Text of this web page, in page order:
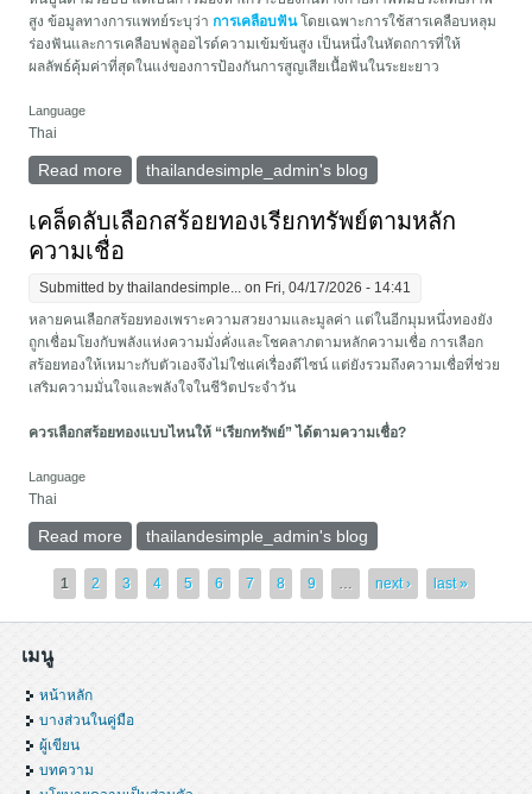
สูง ข้อมูลทางการแพทย์ระบุว่าการเคลือบฟันโดยเฉพาะการใช้สารเคลือบหลุม
ร่องฟันและการเคลือบฟลูออไรด์ความเข้มข้นสูง เป็นหนึ่งในหัตถการที่ให้
ผลลัพธ์คุ้มค่าที่สุดในแง่ของการป้องกันการสูญเสียเนื้อฟันในระยะยาว
Language
Thai
Read more about การเคลือบฟัน คุ้มไหมเมื่อเทียบกับวิธีดูแลฟันแบบ
thailandesimple_admin's blog
เคล็ดลับเลือกสร้อยทองเรียกทรัพย์ตามหลัก
ความเชื่อ
Submitted bythailandesimple... on Fri, 04/17/2026 - 14:41
หลายคนเลือกสร้อยทองเพราะความสวยงามและมูลค่า แต่ในอีกมุมหนึ่งทองยัง
ถูกเชื่อมโยงกับพลังแห่งความมั่งคั่งและโชคลาภตามหลักความเชื่อ การเลือก
สร้อยทองให้เหมาะกับตัวเองจึงไม่ใช่แค่เรื่องดีไซน์ แต่ยังรวมถึงความเชื่อที่ช่วย
เสริมความมั่นใจและพลังใจในชีวิตประจำวัน
ควรเลือกสร้อยทองแบบไหนให้ “เรียกทรัพย์” ได้ตามความเชื่อ?
Language
Thai
Read more about เคล็ดลับเลือกสร้อยทองเรียกทรัพย์ตามหลักความ
thailandesimple_admin's blog
Pages
1 2 3 4 5 6 7 8 9 … next › last »
เมนู
หน้าหลัก
บางส่วนในคู่มือ
ผู้เขียน
บทความ